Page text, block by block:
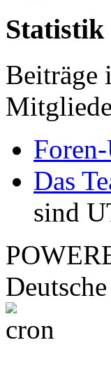
Statistik
Beiträge
Das
sind